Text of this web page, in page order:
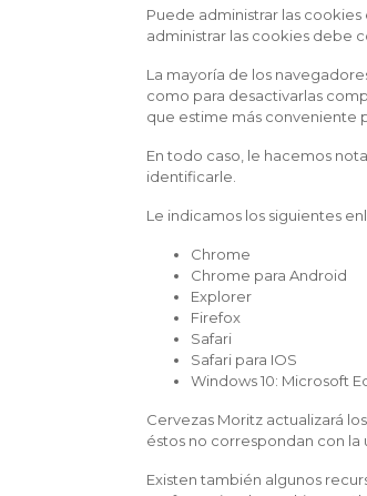
Puede administrar las
administrar las cookies debe
La mayoría de los
como para desactivarlas
que estime más conveniente
En todo caso, le hacemos
identificarle.
Le indicamos los siguientes
Chrome
Chrome para Android
Explorer
Firefox
Safari
Safari para IOS
Windows 10: Microsoft
Cervezas Moritz actualizará
éstos no correspondan con
Existen también algunos